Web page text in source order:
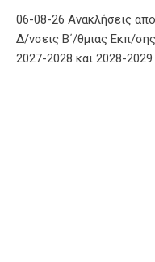
06-08-26 Ανακλήσεις
Δ/νσεις Β΄/θμιας Εκπ/
2027-2028 και 2028-2029